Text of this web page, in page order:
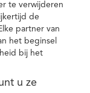
te verwijderen
de
partner van
het beginsel
bij het
u ze